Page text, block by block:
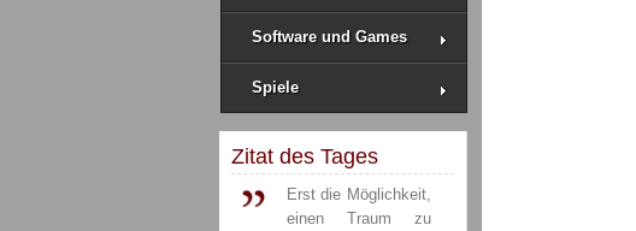
Software und Games
Spiele
Zitat des Tages
Erst die Möglichkeit,
einen Traum zu